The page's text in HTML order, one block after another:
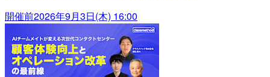
開催前2026年9月3日(木) 16:00